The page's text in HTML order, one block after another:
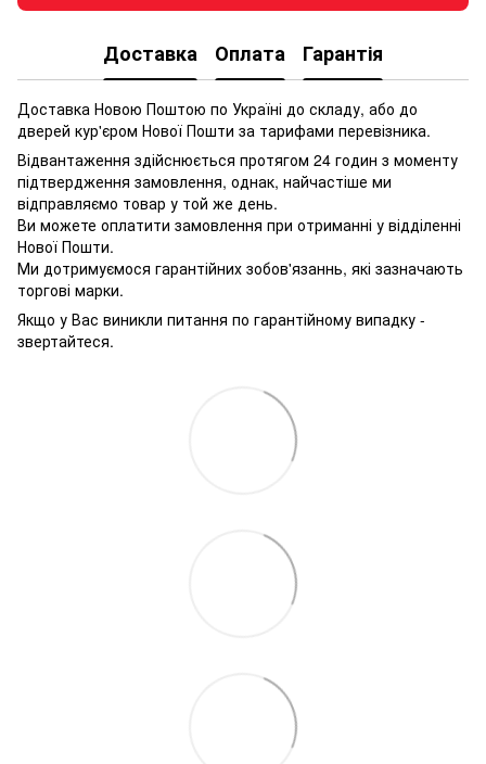
Доставка Оплата Гарантія
Доставка Новою Поштою по Україні до складу, або до
дверей кур'єром Нової Пошти за тарифами перевізника.
Відвантаження здійснюється протягом 24 годин з моменту
підтвердження замовлення, однак, найчастіше ми
відправляємо товар у той же день.
Ви можете оплатити замовлення при отриманні у відділенні
Нової Пошти.
Ми дотримуємося гарантійних зобов'язаннь, які зазначають
торгові марки.
Якщо у Вас виникли питання по гарантійному випадку -
звертайтеся.